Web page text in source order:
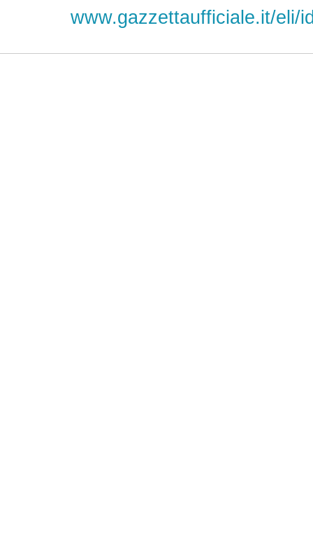
www.gazzettaufficiale.it/eli/